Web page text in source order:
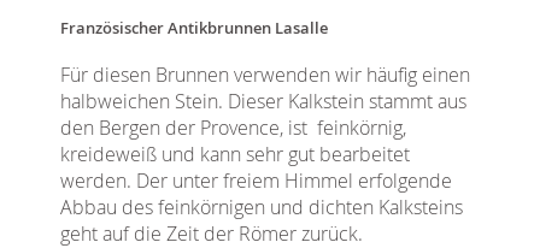
Französischer Antikbrunnen Lasalle
Für diesen Brunnen verwenden wir häufig einen
halbweichen Stein. Dieser Kalkstein stammt aus
den Bergen der Provence, ist feinkörnig,
kreideweiß und kann sehr gut bearbeitet
werden. Der unter freiem Himmel erfolgende
Abbau des feinkörnigen und dichten Kalksteins
geht auf die Zeit der Römer zurück.